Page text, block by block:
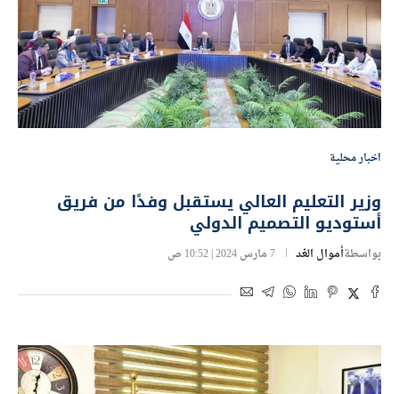
اخبار محلية
وزير التعليم العالي يستقبل وفدًا من فريق
أستوديو التصميم الدولي
بواسطةأموال الغد 7 مارس 2024 | 10:52 ص